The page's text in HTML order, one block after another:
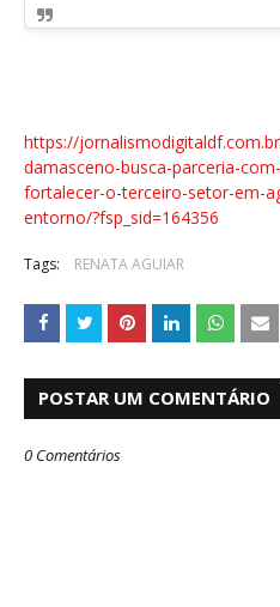
https://
damasceno-busca-parceria-
fortalecer-o-terceiro-setor-em-
entorno/?fsp_sid=164356
Tags: RENATA AGUIAR
POSTAR UM COMENTÁRIO
0 Comentários